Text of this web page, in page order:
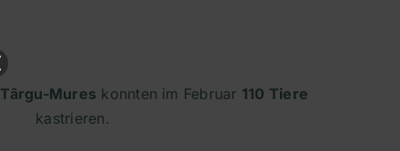
Târgu-Mures konnten im Februar 110 Tiere
kastrieren.